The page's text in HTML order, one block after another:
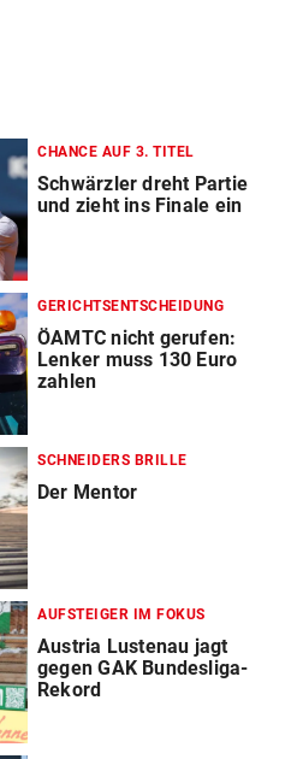
CHANCE AUF 3. TITEL
Schwärzler dreht Partie
und zieht ins Finale ein
GERICHTSENTSCHEIDUNG
ÖAMTC nicht gerufen:
Lenker muss 130 Euro
zahlen
SCHNEIDERS BRILLE
Der Mentor
AUFSTEIGER IM FOKUS
Austria Lustenau jagt
gegen GAK Bundesliga-
Rekord